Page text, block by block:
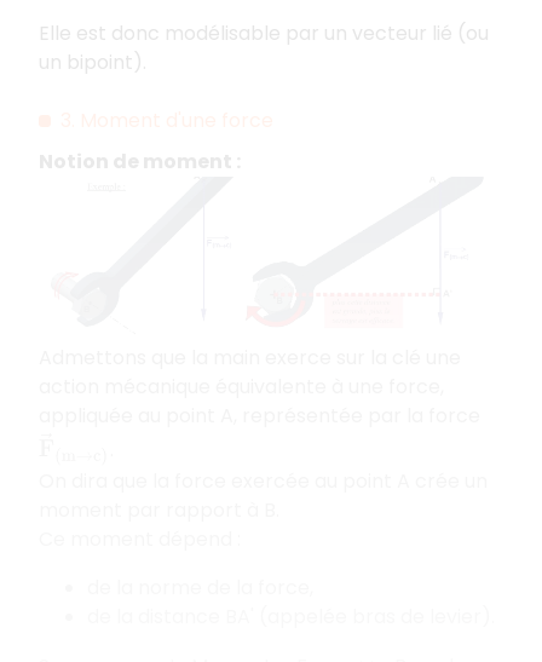
Elle est donc modélisable par un vecteur lié (ou
un bipoint).